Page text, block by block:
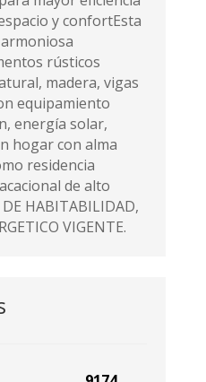
y confortEsta
rústicos
madera, vigas
equipamiento
energía solar,
hogar con alma
residencia
de alto
HABITABILIDAD,
VIGENTE.